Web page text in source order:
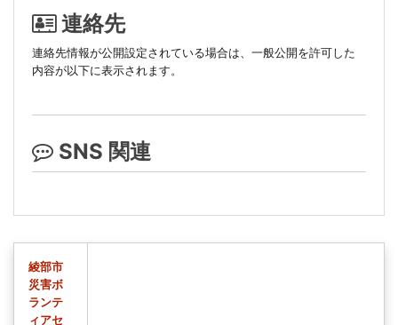
連絡先
連絡先情報が公開設定されている場合は、一般公開を許可した
内容が以下に表示されます。
SNS 関連
綾部市
災害ボ
ランテ
ィアセ